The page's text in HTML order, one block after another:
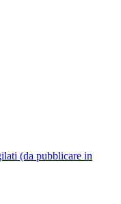
(da pubblicare in